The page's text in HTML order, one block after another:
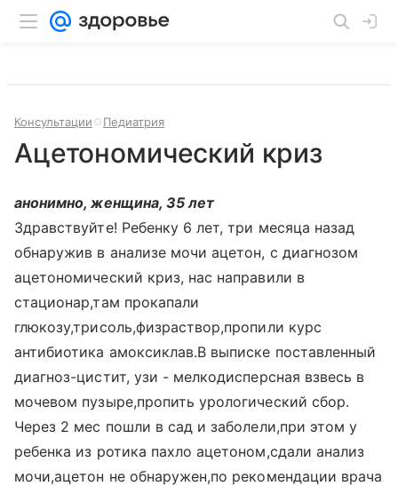
Консультации Педиатрия
Ацетономический криз
анонимно, женщина, 35 лет
Здравствуйте! Ребенку 6 лет, три месяца назад
обнаружив в анализе мочи ацетон, с диагнозом
ацетономический криз, нас направили в
стационар,там прокапали
глюкозу,трисоль,физраствор,пропили курс
антибиотика амоксиклав.В выписке поставленный
диагноз-цистит, узи - мелкодисперсная взвесь в
мочевом пузыре,пропить урологический сбор.
Через 2 мес пошли в сад и заболели,при этом у
ребенка из ротика пахло ацетоном,сдали анализ
мочи,ацетон не обнаружен,по рекомендации врача